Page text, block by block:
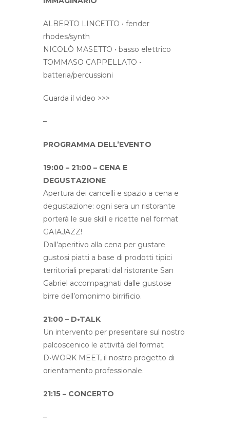
ALBERTO LINCETTO • fender
rhodes/synth
NICOLÒ MASETTO • basso elettrico
TOMMASO CAPPELLATO •
batteria/percussioni
Guarda il video >>>
–
PROGRAMMA DELL’EVENTO
19:00 – 21:00 – CENA E
DEGUSTAZIONE
Apertura dei cancelli e spazio a cena e
degustazione: ogni sera un ristorante
porterà le sue skill e ricette nel format
GAIAJAZZ!
Dall’aperitivo alla cena per gustare
gustosi piatti a base di prodotti tipici
territoriali preparati dal ristorante San
Gabriel accompagnati dalle gustose
birre dell’omonimo birrificio.
21:00 – D•TALK
Un intervento per presentare sul nostro
palcoscenico le attività del format
D•WORK MEET, il nostro progetto di
orientamento professionale.
21:15 – CONCERTO
–